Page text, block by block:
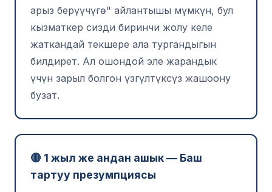
арыз берүүчүгө" айлантышы мүмкүн, бул
кызматкер сизди биринчи жолу келе
жаткандай текшере ала тургандыгын
билдирет. Ал ошондой эле жарандык
үчүн зарыл болгон үзгүлтүксүз жашоону
бузат.
🔴 1 жыл же андан ашык — Баш
тартуу презумпциясы